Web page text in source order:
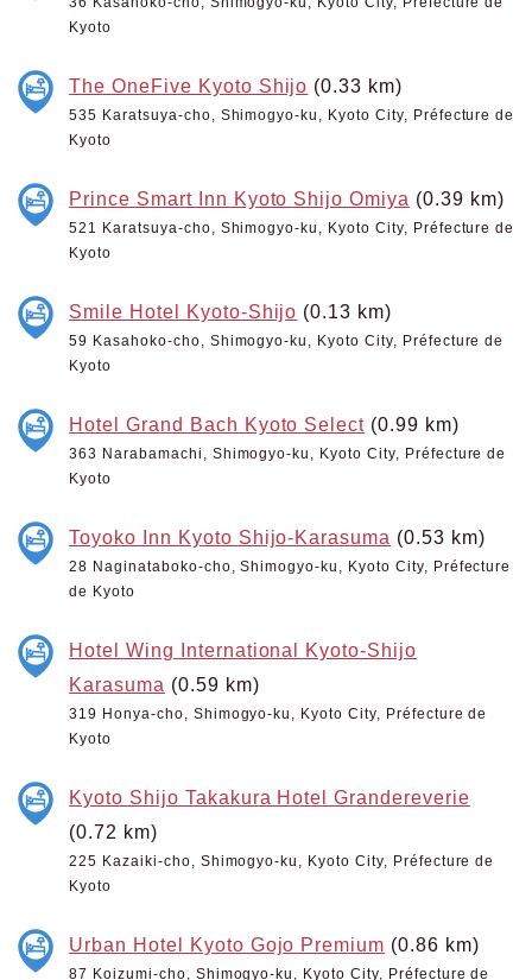
Kyoto
The OneFive Kyoto Shijo (0.33 km)
535 Karatsuya-cho, Shimogyo-ku, Kyoto City, Préfecture de
Kyoto
Prince Smart Inn Kyoto Shijo Omiya (0.39 km)
521 Karatsuya-cho, Shimogyo-ku, Kyoto City, Préfecture de
Kyoto
Smile Hotel Kyoto-Shijo (0.13 km)
59 Kasahoko-cho, Shimogyo-ku, Kyoto City, Préfecture de
Kyoto
Hotel Grand Bach Kyoto Select (0.99 km)
363 Narabamachi, Shimogyo-ku, Kyoto City, Préfecture de
Kyoto
Toyoko Inn Kyoto Shijo-Karasuma (0.53 km)
28 Naginataboko-cho, Shimogyo-ku, Kyoto City, Préfecture
de Kyoto
Hotel Wing International Kyoto-Shijo
Karasuma (0.59 km)
319 Honya-cho, Shimogyo-ku, Kyoto City, Préfecture de
Kyoto
Kyoto Shijo Takakura Hotel Grandereverie
(0.72 km)
225 Kazaiki-cho, Shimogyo-ku, Kyoto City, Préfecture de
Kyoto
Urban Hotel Kyoto Gojo Premium (0.86 km)
87 Koizumi-cho, Shimogyo-ku, Kyoto City, Préfecture de